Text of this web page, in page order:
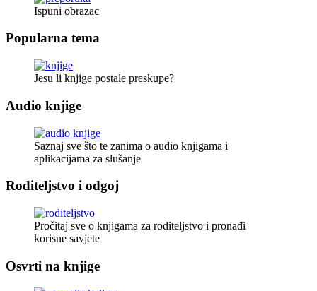
Ispuni obrazac
Popularna tema
Jesu li knjige postale preskupe?
Audio knjige
Saznaj sve što te zanima o audio knjigama i
aplikacijama za slušanje
Roditeljstvo i odgoj
Pročitaj sve o knjigama za roditeljstvo i pronađi
korisne savjete
Osvrti na knjige